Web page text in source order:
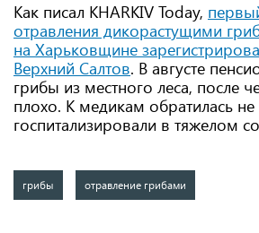
Как писал KHARKIV Today,
отравления дикорастущими
на Харьковщине
Верхний Салтов. В августе
грибы из местного леса, после
плохо. К медикам обратилась не
госпитализировали в тяжелом
грибы отравление грибами